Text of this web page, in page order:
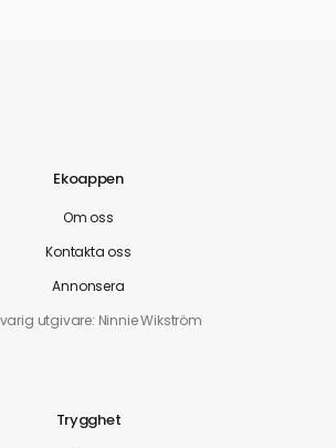
Ekoappen
Om oss
Kontakta oss
Annonsera
utgivare: Ninnie Wikström
Trygghet